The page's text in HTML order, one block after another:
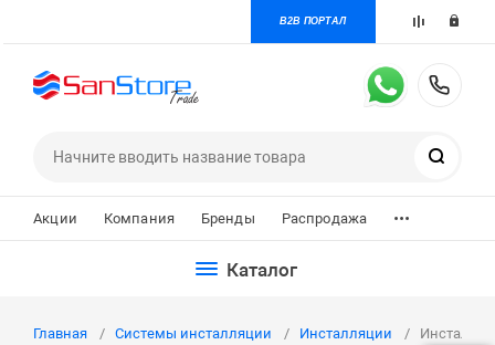
B2B ПОРТАЛ
Акции Компания Бренды Распродажа ...
Каталог
Главная Системы инсталляции Инсталляции